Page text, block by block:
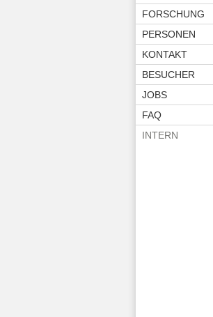
FORSCHUNG
PERSONEN
KONTAKT
BESUCHER
JOBS
FAQ
INTERN